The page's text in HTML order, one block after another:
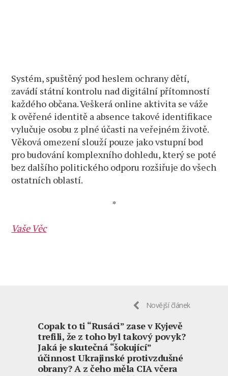
Systém, spuštěný pod heslem ochrany dětí,
zavádí státní kontrolu nad digitální přítomností
každého občana. Veškerá online aktivita se váže
k ověřené identitě a absence takové identifikace
vylučuje osobu z plné účasti na veřejném životě.
Věková omezení slouží pouze jako vstupní bod
pro budování komplexního dohledu, který se poté
bez dalšího politického odporu rozšiřuje do všech
ostatních oblastí.
*
Vaše Věc
Novější článek
Copak to ti “Rusáci” zase v Kyjevě
trefili, že z toho byl takový povyk?
Jaká je skutečná “šokující”
účinnost Ukrajinské protivzdušné
obrany? A z čeho měla CIA včera